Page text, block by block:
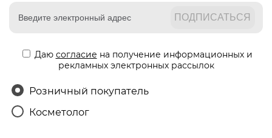
Даю согласие на получение информационных и
рекламных электронных рассылок
Розничный покупатель
Косметолог